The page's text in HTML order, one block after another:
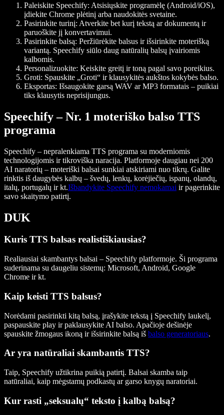
Paleiskite Speechify: Atsisiųskite programėlę (Android/iOS),
įdiekite Chrome plėtinį arba naudokitės svetaine.
Pasirinkite turinį: Atverkite bet kurį tekstą ar dokumentą ir
paruoškite jį konvertavimui.
Pasirinkite balsą: Peržiūrėkite balsus ir išsirinkite moterišką
variantą. Speechify siūlo daug natūralių balsų įvairiomis
kalbomis.
Personalizuokite: Keiskite greitį ir toną pagal savo poreikius.
Groti: Spauskite „Groti“ ir klausykitės aukštos kokybės balso.
Eksportas: Išsaugokite garsą WAV ar MP3 formatais – puikiai
tiks klausytis neprisijungus.
Speechify – Nr. 1 moteriško balso TTS
programa
Speechify – nepralenkiama TTS programa su moderniomis
technologijomis ir tikroviška naracija. Platformoje daugiau nei 200
AI naratorių – moteriški balsai sunkiai atskiriami nuo tikrų. Galite
rinktis iš daugybės kalbų – švedų, lenkų, korėjiečių, ispanų, olandų,
italų, portugalų ir kt.Išbandykite Speechify nemokamai ir pagerinkite
savo skaitymo patirtį.
DUK
Kuris TTS balsas realistiškiausias?
Realiausiai skambantys balsai – Speechify platformoje. Ši programa
suderinama su daugeliu sistemų: Microsoft, Android, Google
Chrome ir kt.
Kaip keisti TTS balsus?
Norėdami pasirinkti kitą balsą, įrašykite tekstą į Speechify laukelį,
paspauskite play ir paklausykite AI balso. Apačioje dešinėje
spauskite žmogaus ikoną ir išsirinkite balsą iš balso generatoriaus.
Ar yra natūraliai skambantis TTS?
Taip, Speechify užtikrina puikią patirtį. Balsai skamba taip
natūraliai, kaip mėgstamų podkastų ar garso knygų naratoriai.
Kur rasti „seksualų“ teksto į kalbą balsą?